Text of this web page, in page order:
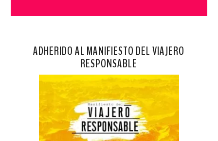
ADHERIDO AL MANIFIESTO DEL VIAJERO
RESPONSABLE